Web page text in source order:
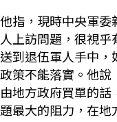
他指，現時中央軍
人上訪問題，很視
送到退伍軍人手中
政策不能落實。他
由地方政府買單的
題最大的阻力，在地